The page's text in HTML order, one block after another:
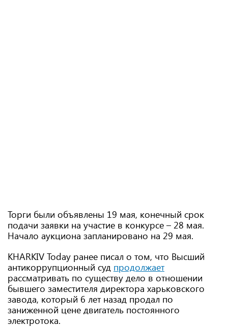
Торги были объявлены 19 мая, конечный срок
подачи заявки на участие в конкурсе – 28 мая.
Начало аукциона запланировано на 29 мая.
KHARKIV Today ранее писал о том, что Высший
антикоррупционный суд продолжает
рассматривать по существу дело в отношении
бывшего заместителя директора харьковского
завода, который 6 лет назад продал по
заниженной цене двигатель постоянного
электротока.